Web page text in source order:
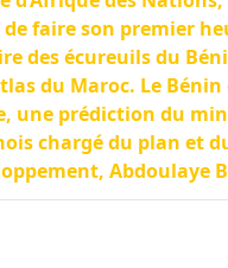
faire son premier
des écureuils du
du Maroc. Le
une prédiction du
chargé du plan et
Abdoulaye